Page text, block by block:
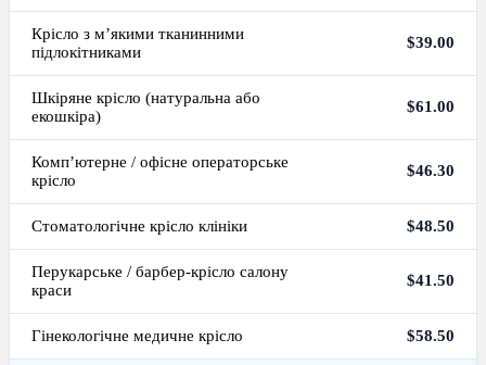
Крісло з м’якими тканинними
підлокітниками
$39.00
Шкіряне крісло (натуральна або
екошкіра)
$61.00
Комп’ютерне / офісне операторське
крісло
$46.30
Стоматологічне крісло клініки $48.50
Перукарське / барбер-крісло салону
краси
$41.50
Гінекологічне медичне крісло $58.50